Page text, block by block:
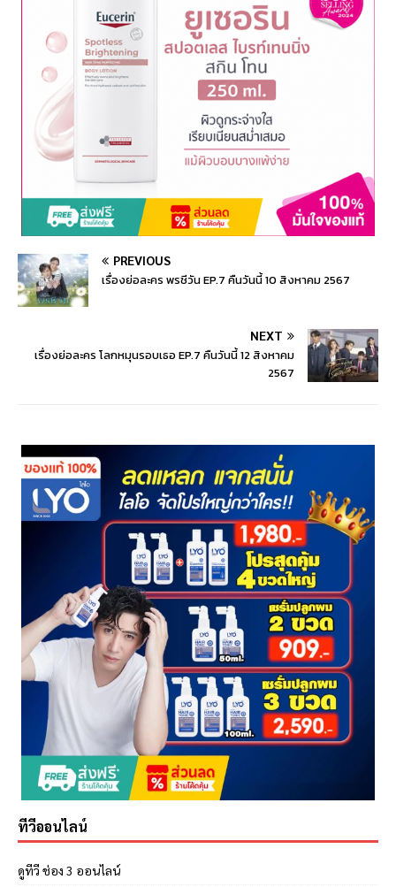
PREVIOUS
เรื่องย่อละคร พรชีวัน EP.7 คืนวันนี้ 10 สิงหาคม 2567
NEXT
เรื่องย่อละคร โลกหมุนรอบเธอ EP.7 คืนวันนี้ 12 สิงหาคม
2567
ทีวีออนไลน์
ดูทีวี ช่อง 3 ออนไลน์